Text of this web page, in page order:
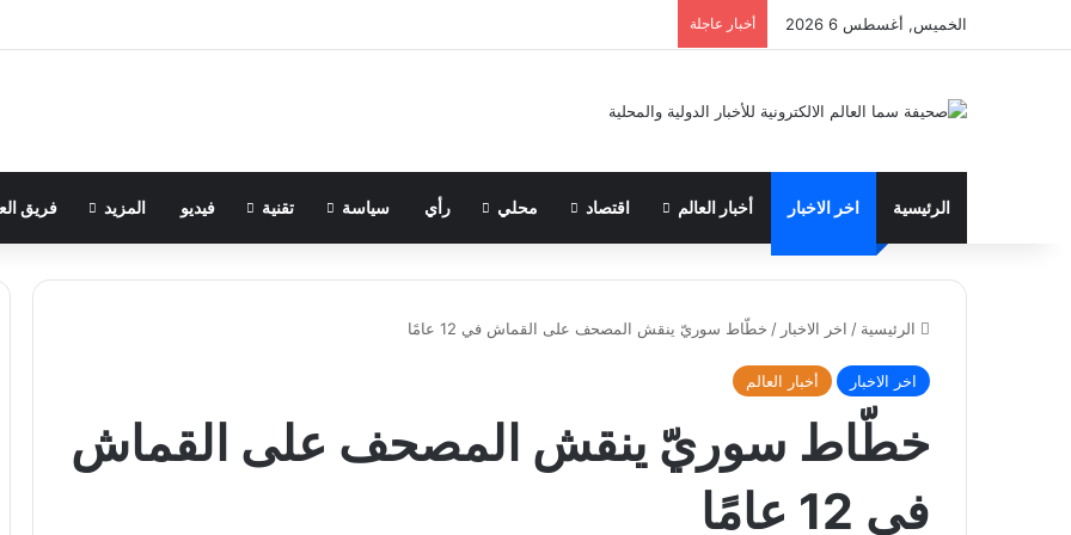
الخميس, أغسطس 6 2026 أخبار عاجلة
الرئيسية اخر الاخبار أخبار العالم اقتصاد محلي رأي سياسة تقنية فيديو المزيد فريق
الرئيسية / اخر الاخبار / خطّاط سوريّ ينقش المصحف على القماش في 12 عامًا
اخر الاخبار أخبار العالم
خطّاط سوريّ ينقش المصحف على القماش
في 12 عامًا